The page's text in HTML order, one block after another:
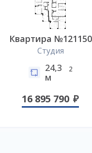
Квартира №121150
Студия
24,3
м
2
16 895 790